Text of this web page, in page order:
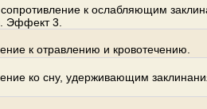
к ослабляющим
Эффект 3.
к отравлению и кровотечению.
ко сну, удерживающим